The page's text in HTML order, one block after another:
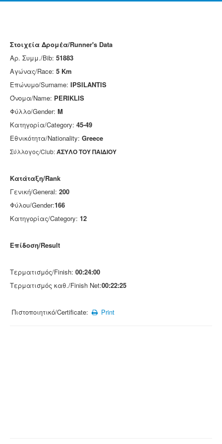
Στοιχεία Δρομέα/Runner's Data
Αρ. Συμμ./Bib: 51883
Αγώνας/Race: 5 Km
Επώνυμο/Surname: IPSILANTIS
Όνομα/Name: PERIKLIS
Φύλλο/Gender: M
Κατηγορία/Category: 45-49
Εθνικότητα/Nationality: Greece
Σύλλογος/Club:ΆΣΥΛΟ ΤΟΥ ΠΑΙΔΙΟΥ
Κατάταξη/Rank
Γενική/General: 200
Φύλου/Gender:166
Κατηγορίας/Category: 12
Επίδοση/Result
Τερματισμός/Finish: 00:24:00
Τερματισμός καθ./Finish Net:00:22:25
Πιστοποιητικό/Certificate: Print